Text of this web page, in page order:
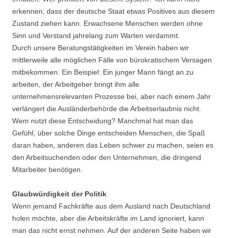
erkennen, dass der deutsche Staat etwas Positives aus diesem
Zustand ziehen kann. Erwachsene Menschen werden ohne
Sinn und Verstand jahrelang zum Warten verdammt.
Durch unsere Beratungstätigkeiten im Verein haben wir
mittlerweile alle möglichen Fälle von bürokratischem Versagen
mitbekommen. Ein Beispiel: Ein junger Mann fängt an zu
arbeiten, der Arbeitgeber bringt ihm alle
unternehmensrelevanten Prozesse bei, aber nach einem Jahr
verlängert die Ausländerbehörde die Arbeitserlaubnis nicht.
Wem nutzt diese Entscheidung? Manchmal hat man das
Gefühl, über solche Dinge entscheiden Menschen, die Spaß
daran haben, anderen das Leben schwer zu machen, seien es
den Arbeitsuchenden oder den Unternehmen, die dringend
Mitarbeiter benötigen.
Glaubwürdigkeit der Politik
Wenn jemand Fachkräfte aus dem Ausland nach Deutschland
holen möchte, aber die Arbeitskräfte im Land ignoriert, kann
man das nicht ernst nehmen. Auf der anderen Seite haben wir